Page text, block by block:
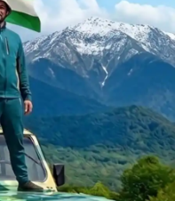
нафорелевом
можно дополнить
Гагры
— одного из
природные
увидеть уголки
для